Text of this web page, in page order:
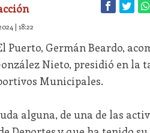
| 18:22
Puerto, Germán Beardo,
Nieto, presidió en la
Municipales.
alguna, de una de las